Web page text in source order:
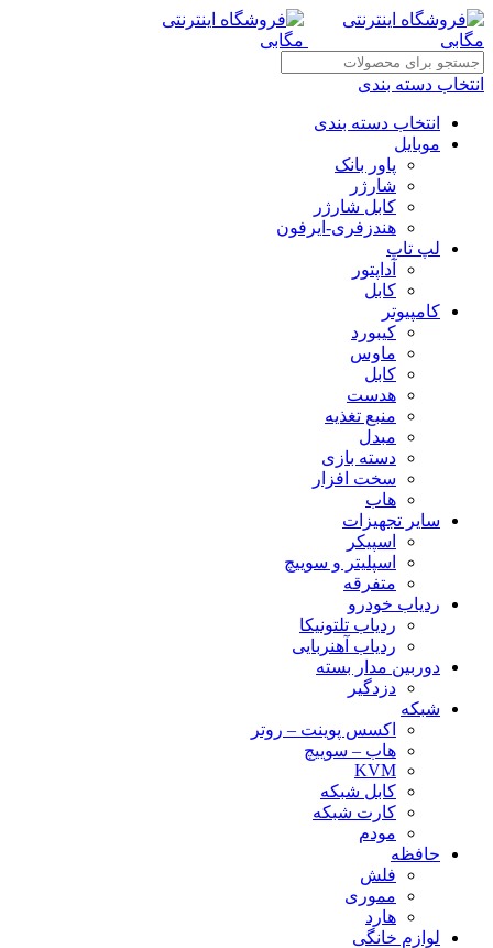
انتخاب دسته بندی
انتخاب دسته بندی
موبایل
پاور بانک
شارژر
کابل شارژر
هندزفری-ایرفون
لپ تاپ
آداپتور
کابل
کامپیوتر
کیبورد
ماوس
کابل
هدست
منبع تغذیه
مبدل
دسته بازی
سخت افزار
هاب
سایر تجهیزات
اسپیکر
اسپلیتر و سوییچ
متفرقه
ردیاب خودرو
ردیاب تلتونیکا
ردیاب آهنربایی
دوربین مدار بسته
دزدگیر
شبکه
اکسس پوینت – روتر
هاب – سوییچ
KVM
کابل شبکه
کارت شبکه
مودم
حافظه
فلش
مموری
هارد
لوازم خانگی